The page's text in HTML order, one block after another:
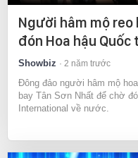
Người hâm mộ reo
đón Hoa hậu
Showbiz 2 năm trước
Đông đảo người hâm mộ
bay Tân Sơn Nhất để chờ
International về nước.